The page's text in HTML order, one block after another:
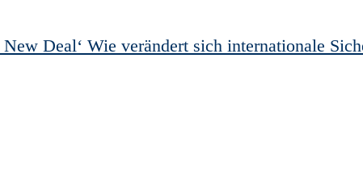
Deal‘ Wie verändert sich internationale